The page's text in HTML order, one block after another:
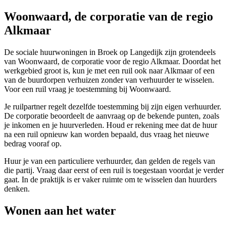
Woonwaard, de corporatie van de regio
Alkmaar
De sociale huurwoningen in Broek op Langedijk zijn grotendeels
van Woonwaard, de corporatie voor de regio Alkmaar. Doordat het
werkgebied groot is, kun je met een ruil ook naar Alkmaar of een
van de buurdorpen verhuizen zonder van verhuurder te wisselen.
Voor een ruil vraag je toestemming bij Woonwaard.
Je ruilpartner regelt dezelfde toestemming bij zijn eigen verhuurder.
De corporatie beoordeelt de aanvraag op de bekende punten, zoals
je inkomen en je huurverleden. Houd er rekening mee dat de huur
na een ruil opnieuw kan worden bepaald, dus vraag het nieuwe
bedrag vooraf op.
Huur je van een particuliere verhuurder, dan gelden de regels van
die partij. Vraag daar eerst of een ruil is toegestaan voordat je verder
gaat. In de praktijk is er vaker ruimte om te wisselen dan huurders
denken.
Wonen aan het water